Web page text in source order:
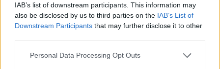
IAB’s list of downstream participants. This information may
also be disclosed by us to third parties on the IAB’s List of
Downstream Participants that may further disclose it to other
Personal Data Processing Opt Outs
Jak fragmentace krajiny ovlivňuje život zvířat
Naše příroda
Zkusili jste se někdy podívat na
mapu České republiky?
mnohdy dává našemu chápání